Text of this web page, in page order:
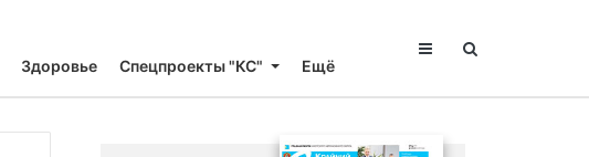
Здоровье Спецпроекты "КС" Ещё